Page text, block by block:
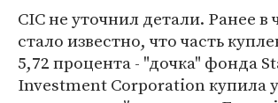
CIC не уточнил детали. Ранее в
стало известно, что часть
5,72 процента - "дочка" фонда
Investment Corporation купила